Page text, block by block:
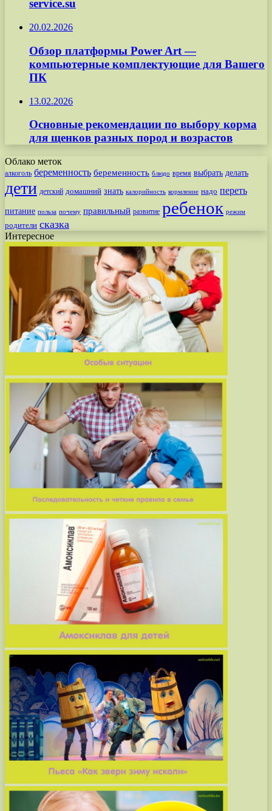
service.su
20.02.2026
Обзор платформы Power Art —
компьютерные комплектующие для Вашего
ПК
13.02.2026
Основные рекомендации по выбору корма
для щенков разных пород и возрастов
Облако меток
алкоголь беременность беременность блюдо время выбрать делать
дети детский домашний знать калорийность кормление надо переть
питание польза почему правильный развитие ребенок режим
родители сказка
Интересное